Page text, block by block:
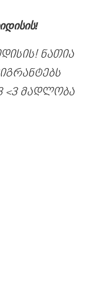
ნათია
<3 მადლობა